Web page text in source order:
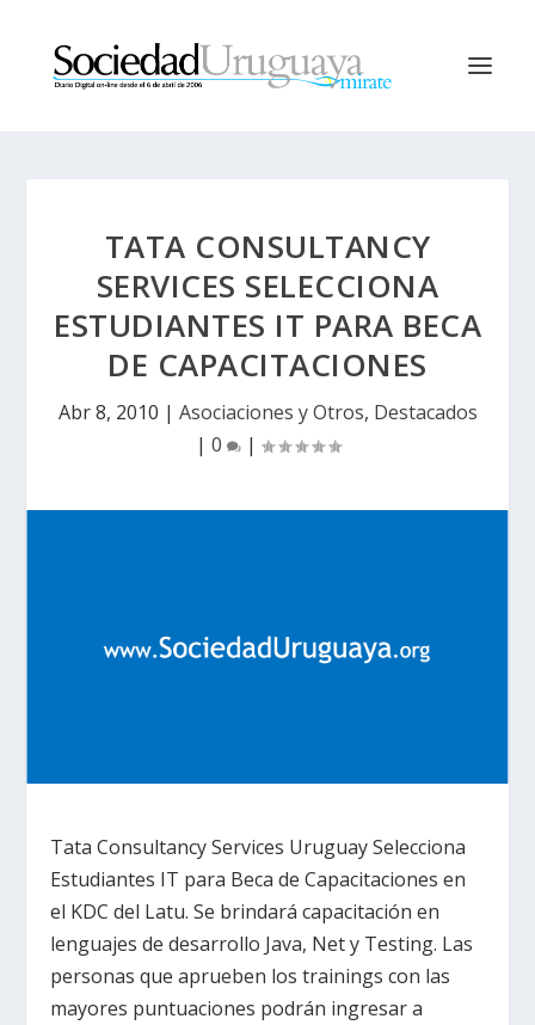
TATA CONSULTANCY
SERVICES SELECCIONA
ESTUDIANTES IT PARA BECA
DE CAPACITACIONES
Abr 8, 2010 | Asociaciones y Otros, Destacados
| 0 |
Tata Consultancy Services Uruguay Selecciona
Estudiantes IT para Beca de Capacitaciones en
el KDC del Latu. Se brindará capacitación en
lenguajes de desarrollo Java, Net y Testing. Las
personas que aprueben los trainings con las
mayores puntuaciones podrán ingresar a